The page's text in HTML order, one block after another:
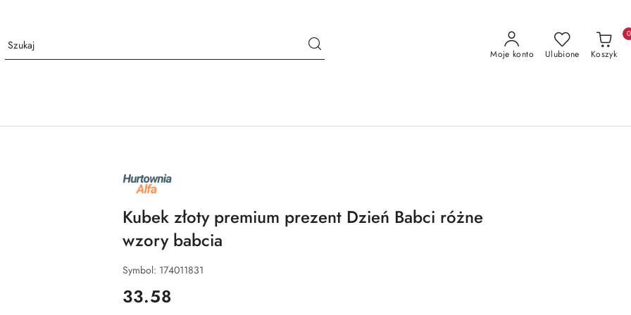
Moje konto Ulubione Koszyk
0
NAZWA
PRODUCENTA:
ALFA
Kubek złoty premium prezent Dzień Babci różne
wzory babcia
Symbol: 174011831
cena:
33.58